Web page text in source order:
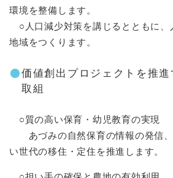
環境を整備します。
○人口減少対策を講じるとともに、
地域をつくります。
価値創出プロジェクトを推
取組
○質の高い保育・幼児教育の実現
あづみの自然保育の情報の発信、
い世代の移住・定住を推進します。